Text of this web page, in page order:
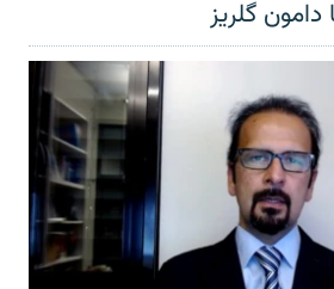
گلریز